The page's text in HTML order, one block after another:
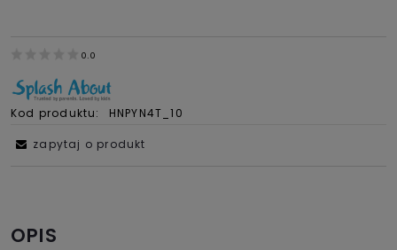
0.0
Kod produktu: HNPYN4T_10
zapytaj o produkt
OPIS